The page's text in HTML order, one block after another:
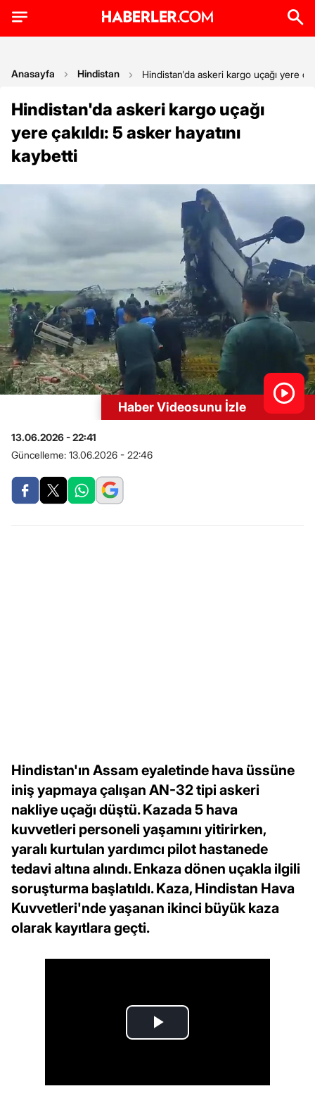
Anasayfa Hindistan Hindistan'da askeri kargo uçağı yere
Hindistan'da askeri kargo uçağı
yere çakıldı: 5 asker hayatını
kaybetti
Haber Videosunu İzle
13.06.2026 - 22:41
Güncelleme: 13.06.2026 - 22:46
Hindistan'ın Assam eyaletinde hava üssüne
iniş yapmaya çalışan AN-32 tipi askeri
nakliye uçağı düştü. Kazada 5 hava
kuvvetleri personeli yaşamını yitirirken,
yaralı kurtulan yardımcı pilot hastanede
tedavi altına alındı. Enkaza dönen uçakla ilgili
soruşturma başlatıldı. Kaza, Hindistan Hava
Kuvvetleri'nde yaşanan ikinci büyük kaza
olarak kayıtlara geçti.